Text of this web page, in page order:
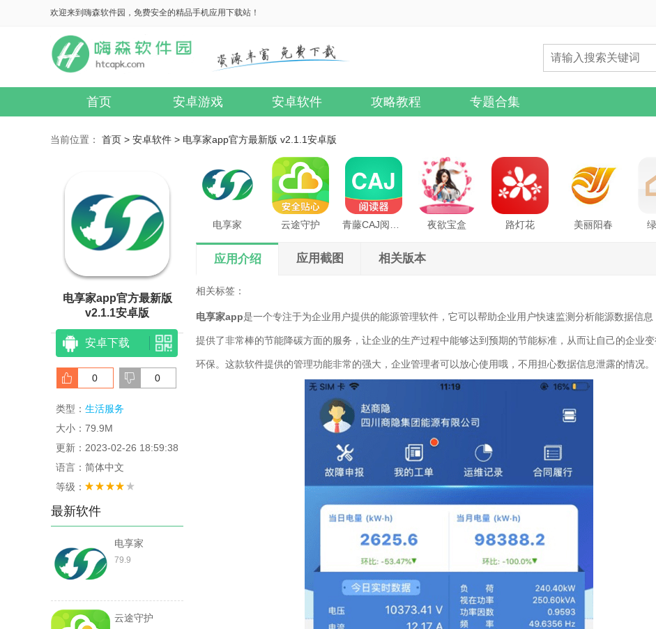
欢迎来到嗨森软件园，免费安全的精品手机应用下载站！
首页 安卓游戏 安卓软件 攻略教程 专题合集
当前位置： 首页 > 安卓软件 > 电享家app官方最新版 v2.1.1安卓版
电享家app官方最新版
v2.1.1安卓版
安卓下载
0 0
类型： 生活服务
大小：79.9M
更新：2023-02-26 18:59:38
语言：简体中文
等级：
最新软件
电享家
79.9
云途守护
电享家 云途守护 夜欲宝盒 路灯花 美丽阳春
应用介绍 应用截图 相关版本
相关标签：
电享家app是一个专注于为企业用户提供的能源管理软件，它可以帮助企业用户快速监测分析能源数据信息
提供了非常棒的节能降碳方面的服务，让企业的生产过程中能够达到预期的节能标准，从而让自己的企业
环保。这款软件提供的管理功能非常的强大，企业管理者可以放心使用哦，不用担心数据信息泄露的情况。